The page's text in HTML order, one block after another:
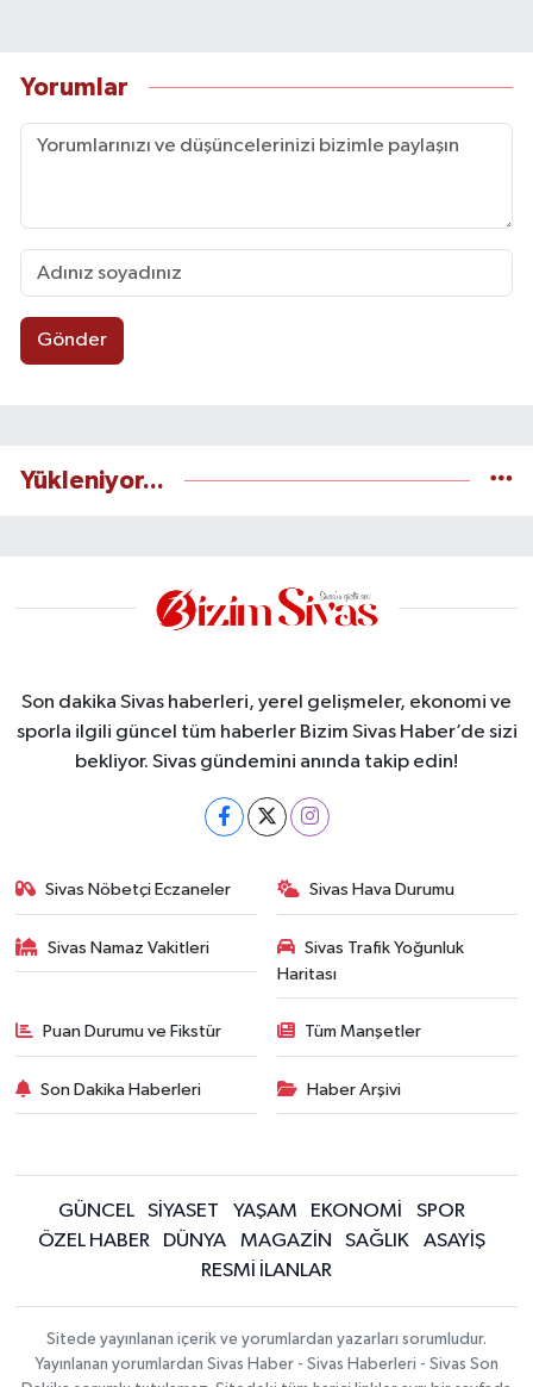
Yorumlar
Gönder
Yükleniyor...
Son dakika Sivas haberleri, yerel gelişmeler, ekonomi ve
sporla ilgili güncel tüm haberler Bizim Sivas Haber’de sizi
bekliyor. Sivas gündemini anında takip edin!
Sivas Nöbetçi Eczaneler Sivas Hava Durumu
Sivas Namaz Vakitleri
Sivas Trafik Yoğunluk
Haritası
Puan Durumu ve Fikstür Tüm Manşetler
Son Dakika Haberleri Haber Arşivi
GÜNCEL SİYASET YAŞAM EKONOMİ
SPOR
ÖZEL HABER
DÜNYA MAGAZİN SAĞLIK
ASAYİŞ
RESMİ İLANLAR
Sitede yayınlanan içerik ve yorumlardan yazarları sorumludur.
Yayınlanan yorumlardan Sivas Haber - Sivas Haberleri - Sivas Son